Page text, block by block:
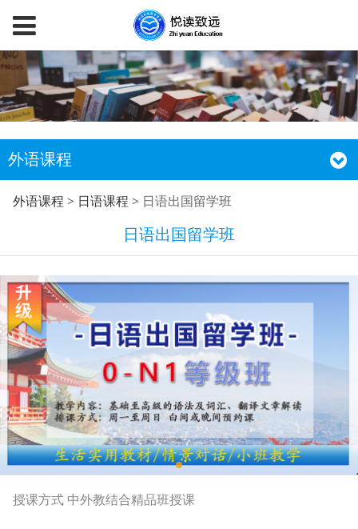
外语课程
日语出国留学班
外语课程 > 日语课程 > 日语出国留学班
日语出国留学班
授课方式 中外教结合精品班授课